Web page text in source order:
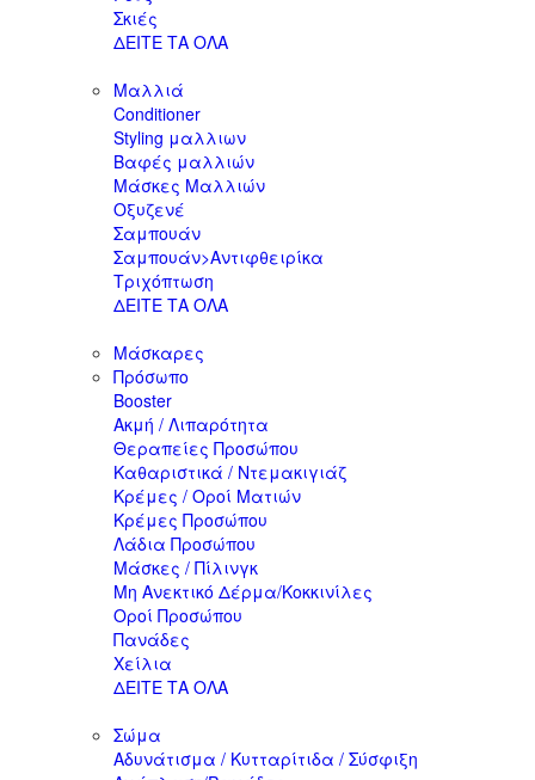
Σκιές
ΔΕΙΤΕ ΤΑ ΟΛΑ
Μαλλιά
Conditioner
Styling μαλλιων
Βαφές μαλλιών
Μάσκες Μαλλιών
Οξυζενέ
Σαμπουάν
Σαμπουάν>Αντιφθειρίκα
Τριχόπτωση
ΔΕΙΤΕ ΤΑ ΟΛΑ
Μάσκαρες
Πρόσωπο
Booster
Ακμή / Λιπαρότητα
Θεραπείες Προσώπου
Καθαριστικά / Ντεμακιγιάζ
Κρέμες / Οροί Ματιών
Κρέμες Προσώπου
Λάδια Προσώπου
Μάσκες / Πίλινγκ
Μη Ανεκτικό Δέρμα/Κοκκινίλες
Οροί Προσώπου
Πανάδες
Χείλια
ΔΕΙΤΕ ΤΑ ΟΛΑ
Σώμα
Αδυνάτισμα / Κυτταρίτιδα / Σύσφιξη